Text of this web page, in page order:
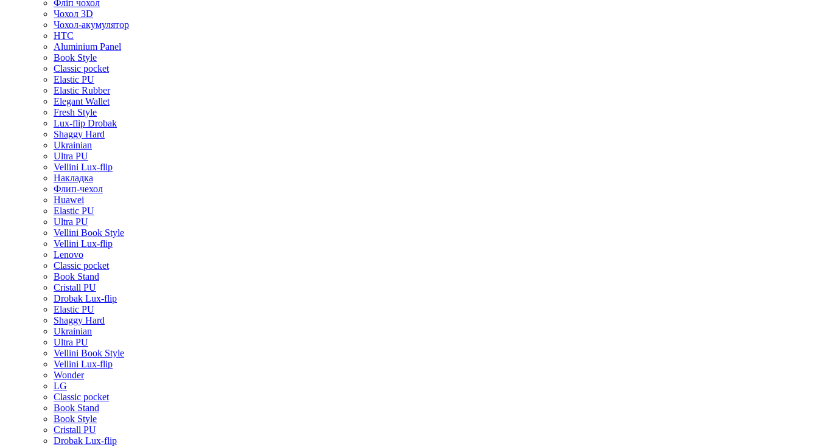
Фліп чохол
Чохол 3D
Чохол-акумулятор
HTC
Aluminium Panel
Book Style
Classic pocket
Elastic PU
Elastic Rubber
Elegant Wallet
Fresh Style
Lux-flip Drobak
Shaggy Hard
Ukrainian
Ultra PU
Vellini Lux-flip
Накладка
Флип-чехол
Huawei
Elastic PU
Ultra PU
Vellini Book Style
Vellini Lux-flip
Lenovo
Classic pocket
Book Stand
Cristall PU
Drobak Lux-flip
Elastic PU
Shaggy Hard
Ukrainian
Ultra PU
Vellini Book Style
Vellini Lux-flip
Wonder
LG
Classic pocket
Book Stand
Book Style
Cristall PU
Drobak Lux-flip